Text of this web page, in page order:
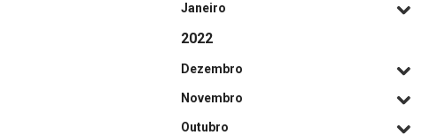
Janeiro
2022
Dezembro
Novembro
Outubro